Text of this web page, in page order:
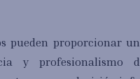
pueden proporcionar
y profesionalismo